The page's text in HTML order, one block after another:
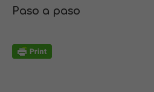
Paso a paso